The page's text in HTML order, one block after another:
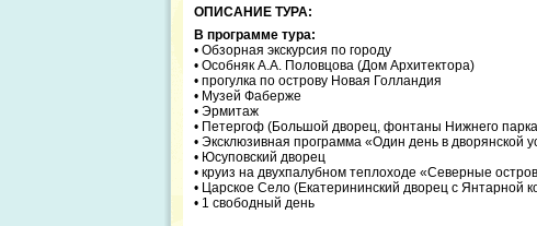
ОПИСАНИЕ ТУРА:
В программе тура:
• Обзорная экскурсия по городу
• Особняк А.А. Половцова (Дом Архитектора)
• прогулка по острову Новая Голландия
• Музей Фаберже
• Эрмитаж
• Петергоф (Большой дворец, фонтаны Нижнего
• Эксклюзивная программа «Один день в дворянской
• Юсуповский дворец
• круиз на двухпалубном теплоходе «Северные
• Царское Село (Екатерининский дворец с Янтарной
• 1 свободный день